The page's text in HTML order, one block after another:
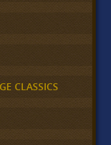
CLASSICS